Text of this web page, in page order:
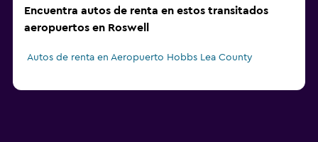
Encuentra autos de renta en estos transitados
aeropuertos en Roswell
Autos de renta en Aeropuerto Hobbs Lea County